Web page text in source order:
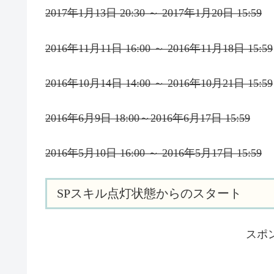
2017年1月13日 20:30 ～ 2017年1月20日 15:59
2016年11月11日 16:00 ～ 2016年11月18日 15:59
2016年10月14日 14:00 ～ 2016年10月21日 15:59
2016年6月9日 18:00～2016年6月17日 15:59
2016年5月10日 16:00 ～ 2016年5月17日 15:59
SPスキル点灯状態からのスタート
スポ